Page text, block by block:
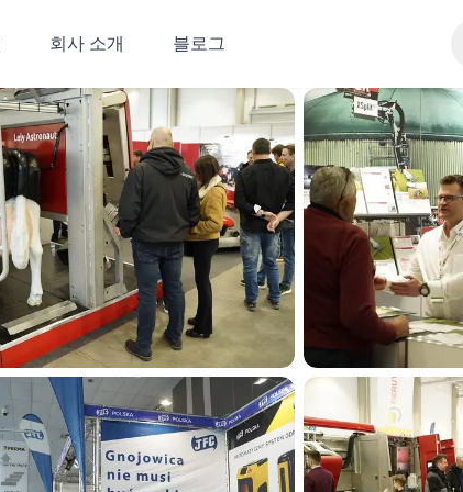
회사 소개 블로그